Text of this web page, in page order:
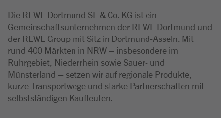
Die REWE Dortmund SE & Co. KG ist ein
Gemeinschaftsunternehmen der REWE Dortmund und
der REWE Group mit Sitz in Dortmund-Asseln. Mit
rund 400 Märkten in NRW – insbesondere im
Ruhrgebiet, Niederrhein sowie Sauer- und
Münsterland – setzen wir auf regionale Produkte,
kurze Transportwege und starke Partnerschaften mit
selbstständigen Kaufleuten.